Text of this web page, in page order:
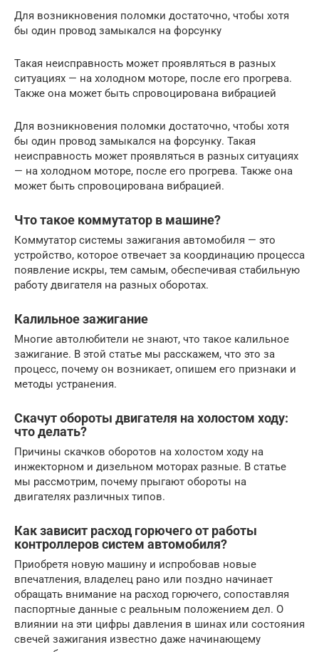
Для возникновения поломки достаточно, чтобы хотя
бы один провод замыкался на форсунку
Такая неисправность может проявляться в разных
ситуациях — на холодном моторе, после его прогрева.
Также она может быть спровоцирована вибрацией
Для возникновения поломки достаточно, чтобы хотя
бы один провод замыкался на форсунку. Такая
неисправность может проявляться в разных ситуациях
— на холодном моторе, после его прогрева. Также она
может быть спровоцирована вибрацией.
Что такое коммутатор в машине?
Коммутатор системы зажигания автомобиля — это
устройство, которое отвечает за координацию процесса
появление искры, тем самым, обеспечивая стабильную
работу двигателя на разных оборотах.
Калильное зажигание
Многие автолюбители не знают, что такое калильное
зажигание. В этой статье мы расскажем, что это за
процесс, почему он возникает, опишем его признаки и
методы устранения.
Скачут обороты двигателя на холостом ходу:
что делать?
Причины скачков оборотов на холостом ходу на
инжекторном и дизельном моторах разные. В статье
мы рассмотрим, почему прыгают обороты на
двигателях различных типов.
Как зависит расход горючего от работы
контроллеров систем автомобиля?
Приобретя новую машину и испробовав новые
впечатления, владелец рано или поздно начинает
обращать внимание на расход горючего, сопоставляя
паспортные данные с реальным положением дел. О
влиянии на эти цифры давления в шинах или состояния
свечей зажигания известно даже начинающему